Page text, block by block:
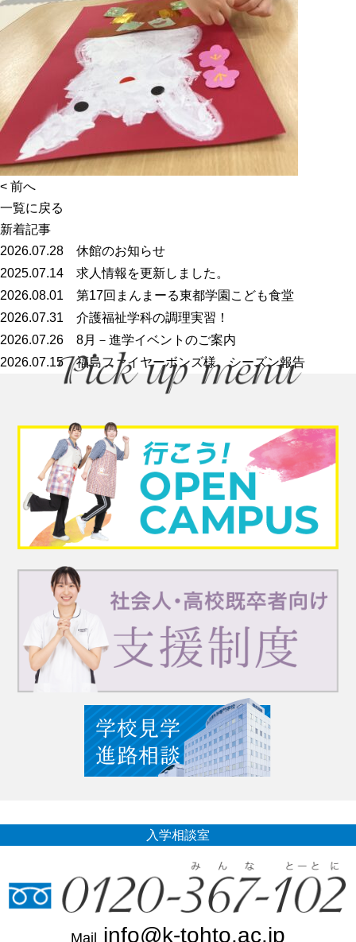
< 前へ
一覧に戻る
新着記事
2026.07.28 休館のお知らせ
2025.07.14 求人情報を更新しました。
2026.08.01 第17回まんまーる東都学園こども食堂
2026.07.31 介護福祉学科の調理実習！
2026.07.26 8月－進学イベントのご案内
2026.07.15福島ファイヤーボンズ様 シーズン報告
入学相談室
Mail info@k-tohto.ac.jp